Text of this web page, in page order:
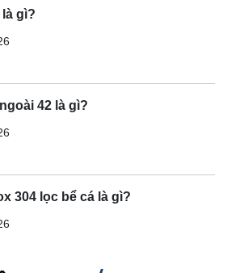
là gì?
42 là gì?
304 lọc bể cá là gì?